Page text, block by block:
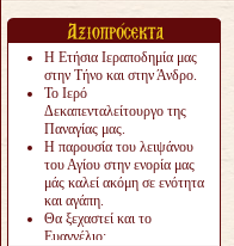
Η Ετήσια Ιεραποδημία μας
στην Τήνο και στην Άνδρο.
Το Ιερό
Δεκαπενταλείτουργο της
Παναγίας μας.
Η παρουσία του λειψάνου
του Αγίου στην ενορία μας
μάς καλεί ακόμη σε ενότητα
και αγάπη.
Θα ξεχαστεί και το
Ευαγγέλιο;